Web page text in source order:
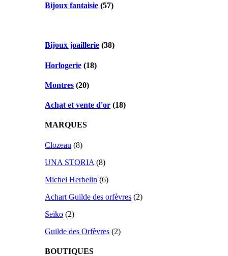
Bijoux fantaisie (57)
Bijoux joaillerie (38)
Horlogerie (18)
Montres (20)
Achat et vente d'or (18)
MARQUES
Clozeau (8)
UNA STORIA (8)
Michel Herbelin (6)
Achart Guilde des orfèvres (2)
Seiko (2)
Guilde des Orfèvres (2)
BOUTIQUES